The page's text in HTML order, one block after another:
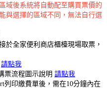
域後系統將自動配至購買票價的
與選擇的區域不同，無法自行選
於全家便利商店櫃檯現場取票，
請點我
票流程圖示說明 請點我
列印繳費單後，需在10分鐘內在